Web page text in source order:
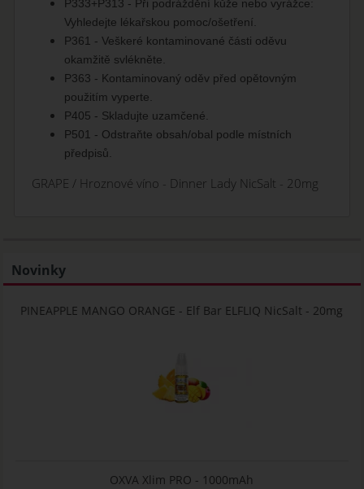
P333+P313 - Při podráždění kůže nebo vyrážce:
Vyhledejte lékařskou pomoc/ošetření.
P361 - Veškeré kontaminované části oděvu
okamžitě svlékněte.
P363 - Kontaminovaný oděv před opětovným
použitím vyperte.
P405 - Skladujte uzamčené.
P501 - Odstraňte obsah/obal podle místních
předpisů.
GRAPE / Hroznové víno - Dinner Lady NicSalt - 20mg
Novinky
PINEAPPLE MANGO ORANGE - Elf Bar ELFLIQ NicSalt - 20mg
OXVA Xlim PRO - 1000mAh